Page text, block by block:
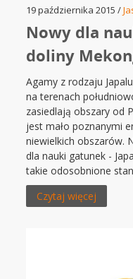
19 października 2015 /
Nowy dla
doliny
Agamy z rodzaju
na terenach
zasiedlają obszary od
jest mało poznanymi
niewielkich obszarów.
dla nauki gatunek -
takie odosobnione
Czytaj więcej